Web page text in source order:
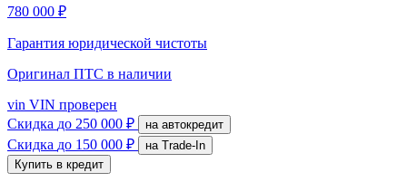
780 000 ₽
Гарантия юридической чистоты
Оригинал ПТС в наличии
vin VIN проверен
Скидка до 250 000 ₽ на автокредит
Скидка до 150 000 ₽
на Trade-In
Купить в кредит